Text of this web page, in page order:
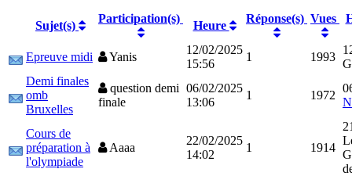
Epreuve midi Yanis
12/02/2025
15:56
1 1993
Demi finales
omb
Bruxelles
question demi
finale
06/02/2025
13:06
1 1972
Cours de
préparation à
l'olympiade
Aaaa
22/02/2025
14:02
1 1914
Sujet(s)
Participation(s)
Heure
Réponse(s) Vues